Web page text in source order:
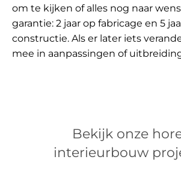
om te kijken of alles nog naar
garantie: 2 jaar op fabricage en 5
constructie. Als er later iets
mee in aanpassingen of
Bekijk onze
interieurbouw